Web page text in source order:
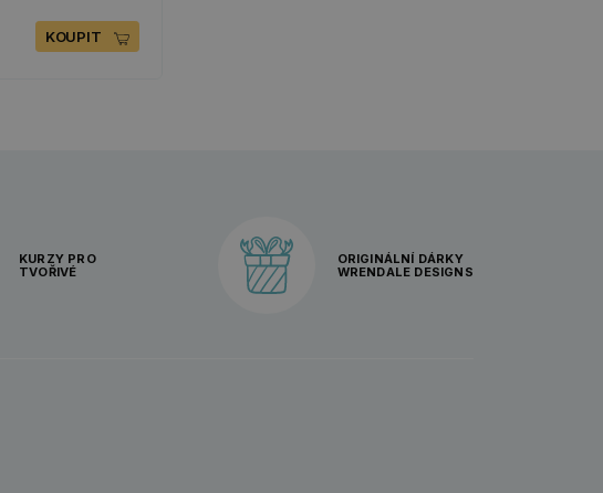
KOUPIT
KURZY PRO
TVOŘIVÉ
ORIGINÁLNÍ DÁRKY
WRENDALE DESIGNS